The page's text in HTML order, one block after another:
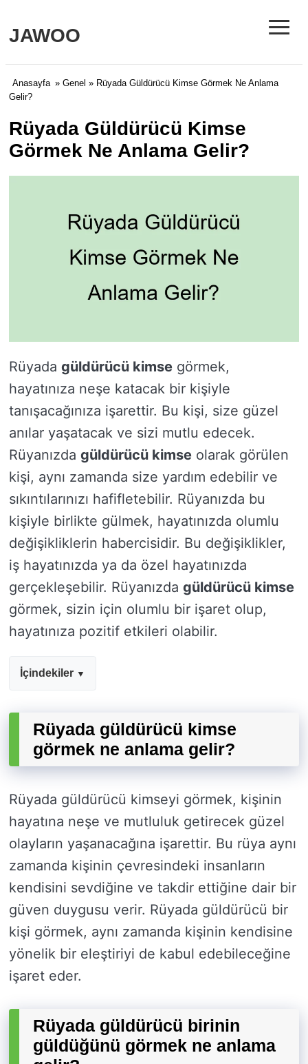
JAWOO ≡
Anasayfa » Genel » Rüyada Güldürücü Kimse Görmek Ne Anlama
Gelir?
Rüyada Güldürücü Kimse
Görmek Ne Anlama Gelir?
Rüyada güldürücü kimse görmek,
hayatınıza neşe katacak bir kişiyle
tanışacağınıza işarettir. Bu kişi, size güzel
anılar yaşatacak ve sizi mutlu edecek.
Rüyanızda güldürücü kimse olarak görülen
kişi, aynı zamanda size yardım edebilir ve
sıkıntılarınızı hafifletebilir. Rüyanızda bu
kişiyle birlikte gülmek, hayatınızda olumlu
değişikliklerin habercisidir. Bu değişiklikler,
iş hayatınızda ya da özel hayatınızda
gerçekleşebilir. Rüyanızda güldürücü kimse
görmek, sizin için olumlu bir işaret olup,
hayatınıza pozitif etkileri olabilir.
İçindekiler
Rüyada güldürücü kimse
görmek ne anlama gelir?
Rüyada güldürücü kimseyi görmek, kişinin
hayatına neşe ve mutluluk getirecek güzel
olayların yaşanacağına işarettir. Bu rüya aynı
zamanda kişinin çevresindeki insanların
kendisini sevdiğine ve takdir ettiğine dair bir
güven duygusu verir. Rüyada güldürücü bir
kişi görmek, aynı zamanda kişinin kendisine
yönelik bir eleştiriyi de kabul edebileceğine
işaret eder.
Rüyada güldürücü birinin
güldüğünü görmek ne anlama